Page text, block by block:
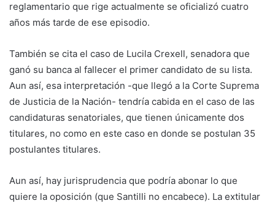
reglamentario que rige actualmente se oficializó cuatro
años más tarde de ese episodio.
También se cita el caso de Lucila Crexell, senadora que
ganó su banca al fallecer el primer candidato de su lista.
Aun así, esa interpretación -que llegó a la Corte Suprema
de Justicia de la Nación- tendría cabida en el caso de las
candidaturas senatoriales, que tienen únicamente dos
titulares, no como en este caso en donde se postulan 35
postulantes titulares.
Aun así, hay jurisprudencia que podría abonar lo que
quiere la oposición (que Santilli no encabece). La extitular